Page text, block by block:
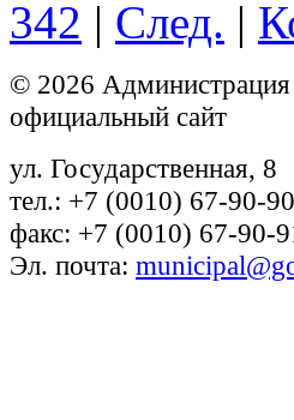
342 | След. |
© 2026 Администрация
официальный сайт
ул. Государственная, 8
тел.: +7 (0010) 67-90-90
факс: +7 (0010) 67-90-
Эл. почта: